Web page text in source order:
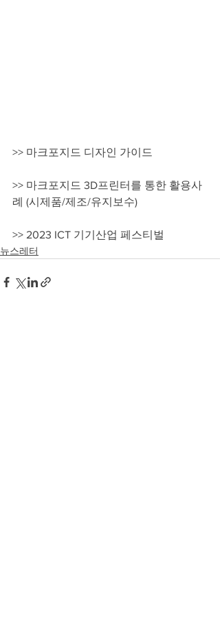
>> 마크포지드 디자인 가이드
>> 마크포지드 3D프린터를 통한 활용사
례 (시제품/제조/유지보수)
>> 2023 ICT 기기산업 페스티벌
뉴스레터